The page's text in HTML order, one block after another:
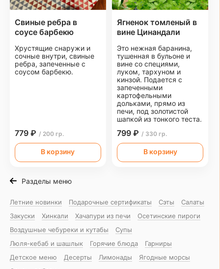
Свиные ребра в
соусе барбекю
Хрустящие снаружи и
сочные внутри, свиные
ребра, запеченные с
соусом барбекю.
779 ₽ / 200 гр.
В корзину
Ягненок томленый в
вине Цинандали
Это нежная баранина,
тушенная в бульоне и
вине со специями,
луком, тархуном и
кинзой. Подается с
запеченными
картофельными
дольками, прямо из
печи, под золотистой
шапкой из тонкого теста.
799 ₽ / 330 гр.
В корзину
Разделы меню
Летние новинки Подарочные сертификаты Сэты
Салаты
Закуски
Хинкали Хачапури из печи
Осетинские пироги
Воздушные чебуреки и кутабы
Супы
Люля-кебаб и шашлык
Горячие блюда
Гарниры
Детское меню
Десерты Лимонады
Ягодные морсы